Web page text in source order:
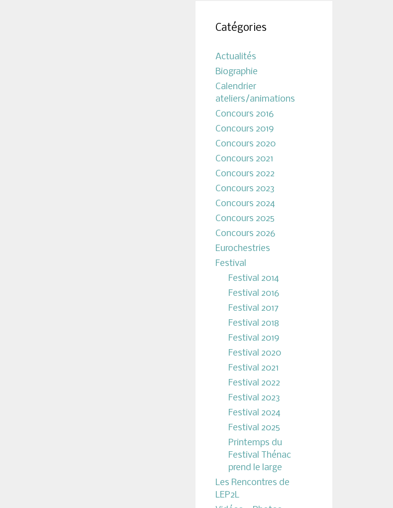
Catégories
Actualités
Biographie
Calendrier
ateliers/animations
Concours 2016
Concours 2019
Concours 2020
Concours 2021
Concours 2022
Concours 2023
Concours 2024
Concours 2025
Concours 2026
Eurochestries
Festival
Festival 2014
Festival 2016
Festival 2017
Festival 2018
Festival 2019
Festival 2020
Festival 2021
Festival 2022
Festival 2023
Festival 2024
Festival 2025
Printemps du
Festival Thénac
prend le large
Les Rencontres de
LEP2L